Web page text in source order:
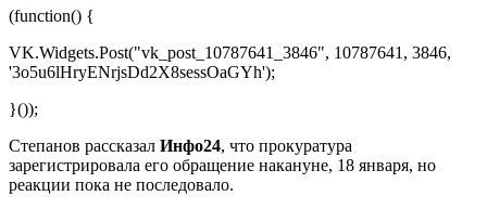
(function() {
VK.Widgets.Post("vk_post_10787641_3846", 10787641, 3846,
'3o5u6lHryENrjsDd2X8sessOaGYh');
}());
Степанов рассказал Инфо24, что прокуратура
зарегистрировала его обращение накануне, 18 января, но
реакции пока не последовало.